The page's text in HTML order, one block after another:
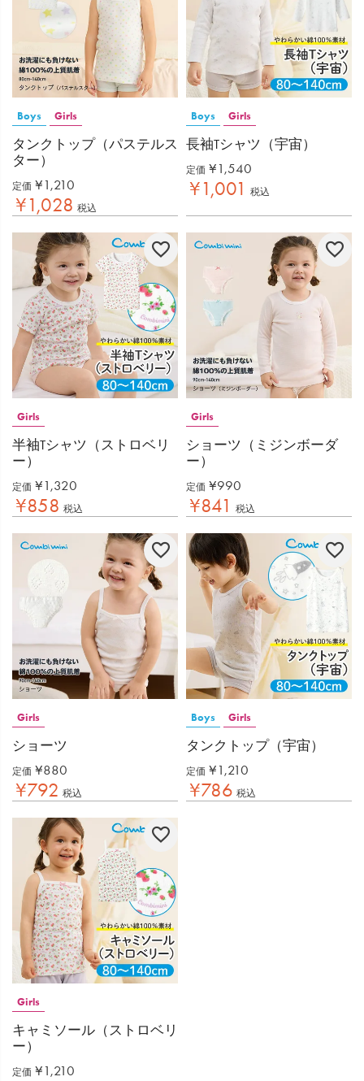
Boys Girls
タンクトップ（パステルス
ター）
定価 ¥ 1,210
¥1,028 税込
Boys Girls
長袖Tシャツ（宇宙）
定価 ¥ 1,540
¥1,001 税込
Girls
半袖Tシャツ（ストロベリ
ー）
定価 ¥ 1,320
¥858 税込
Girls
ショーツ（ミジンボーダ
ー）
定価 ¥990
¥841 税込
Girls
ショーツ
定価 ¥880
¥792 税込
Boys Girls
タンクトップ（宇宙）
定価 ¥ 1,210
¥786 税込
Girls
キャミソール（ストロベリ
ー）
定価 ¥ 1,210